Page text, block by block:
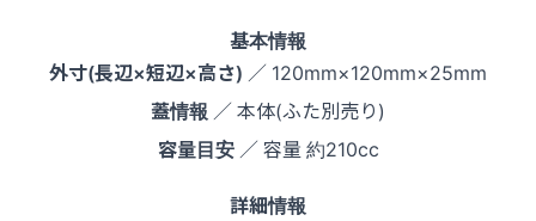
基本情報
外寸(長辺×短辺×高さ) ／ 120mm×120mm×25mm
蓋情報 ／ 本体(ふた別売り)
容量目安／ 容量 約210cc
詳細情報